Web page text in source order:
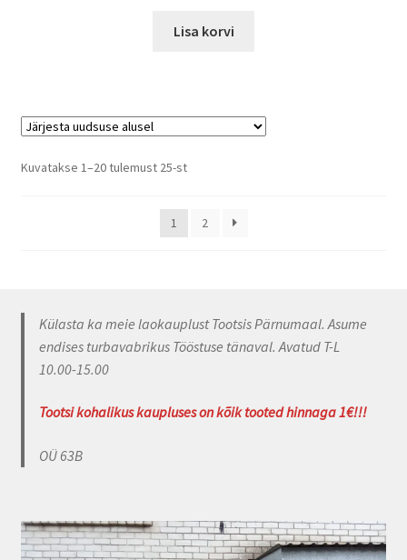
Lisa korvi
Kuvatakse 1–20 tulemust 25-stSorditud
järgi
1
2
Külasta ka meie laokauplust Tootsis Pärnumaal. Asume
endises turbavabrikus Tööstuse tänaval. Avatud T-L
10.00-15.00
Tootsi kohalikus kaupluses on kõik tooted hinnaga 1€!!!
OÜ 63B